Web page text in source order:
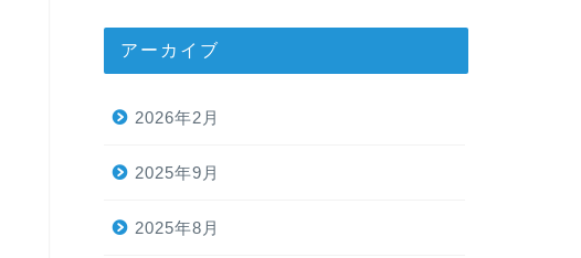
アーカイブ
2026年2月
2025年9月
2025年8月